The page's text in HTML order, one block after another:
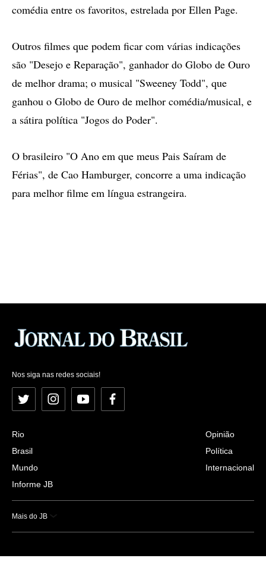
comédia entre os favoritos, estrelada por Ellen Page.
Outros filmes que podem ficar com várias indicações
são "Desejo e Reparação", ganhador do Globo de Ouro
de melhor drama; o musical "Sweeney Todd", que
ganhou o Globo de Ouro de melhor comédia/musical, e
a sátira política "Jogos do Poder".
O brasileiro "O Ano em que meus Pais Saíram de
Férias", de Cao Hamburger, concorre a uma indicação
para melhor filme em língua estrangeira.
Nos siga nas redes sociais!
Twitter InstagramYouTubeFacebook
Rio
Brasil
Mundo
Informe JB
Opinião
Política
Internacional
Mais do JB
Esportes